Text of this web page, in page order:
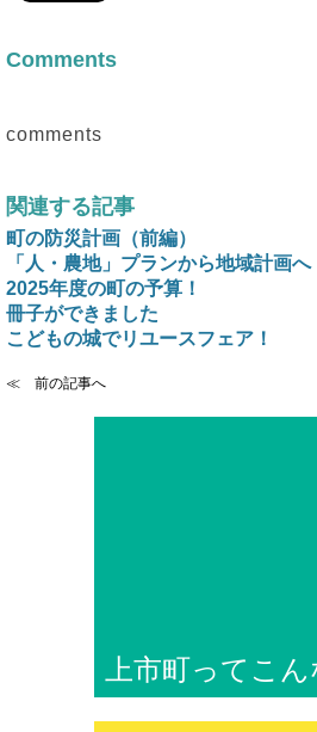
Comments
comments
関連する記事
町の防災計画（前編）
「人・農地」プランから地域計画へ
2025年度の町の予算！
冊子ができました
こどもの城でリユースフェア！
≪ 前の記事へ
上市町ってこ